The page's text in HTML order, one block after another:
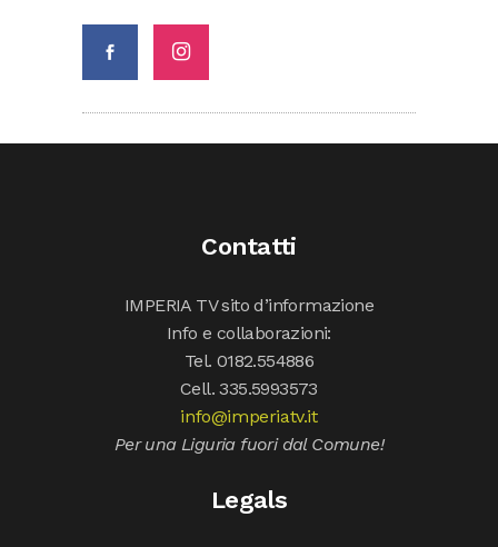
Contatti
IMPERIA TV sito d’informazione
Info e collaborazioni:
Tel. 0182.554886
Cell. 335.5993573
info@imperiatv.it
Per una Liguria fuori dal Comune!
Legals